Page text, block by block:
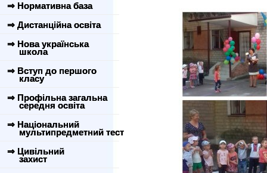
⇒ Нормативна база
⇒ Дистанційна освіта
⇒ Нова українська
школа
⇒ Вступ до першого
класу
⇒ Профільна загальна
середня освіта
⇒ Національний
мультипредметний тест
⇒ Цивільний
захист